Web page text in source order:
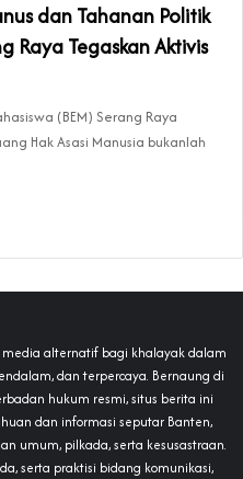
dan Tahanan Politik
Raya Tegaskan Aktivis
(BEM) Serang Raya
Hak Asasi Manusia bukanlah
alternatif bagi khalayak dalam
dan terpercaya. Bernaung di
hukum resmi, situs berita ini
dan informasi seputar Banten,
umum, pilkada, serta kesusastraan.
serta praktisi bidang komunikasi,